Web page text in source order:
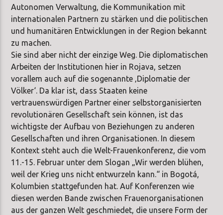
Autonomen Verwaltung, die Kommunikation mit
internationalen Partnern zu stärken und die politischen
und humanitären Entwicklungen in der Region bekannt
zu machen.
Sie sind aber nicht der einzige Weg. Die diplomatischen
Arbeiten der Institutionen hier in Rojava, setzen
vorallem auch auf die sogenannte ‚Diplomatie der
Völker‘. Da klar ist, dass Staaten keine
vertrauenswürdigen Partner einer selbstorganisierten
revolutionären Gesellschaft sein können, ist das
wichtigste der Aufbau von Beziehungen zu anderen
Gesellschaften und ihren Organisationen. In diesem
Kontext steht auch die Welt-Frauenkonferenz, die vom
11.-15. Februar unter dem Slogan „Wir werden blühen,
weil der Krieg uns nicht entwurzeln kann.“ in Bogotá,
Kolumbien stattgefunden hat. Auf Konferenzen wie
diesen werden Bande zwischen Frauenorganisationen
aus der ganzen Welt geschmiedet, die unsere Form der